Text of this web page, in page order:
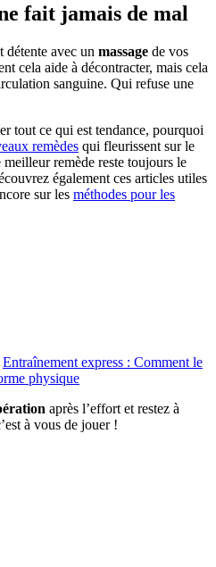
fait jamais de mal
avec un massage de vos
cela aide à décontracter, mais cela
sanguine. Qui refuse une
tout ce qui est tendance, pourquoi
remèdes qui fleurissent sur le
remède reste toujours le
également ces articles utiles
sur les méthodes pour les
Entraînement express : Comment le
physique
après l’effort et restez à
à vous de jouer !